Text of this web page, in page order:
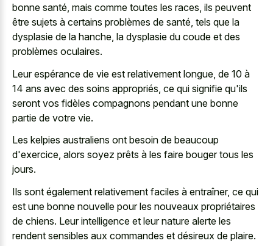
bonne santé, mais comme toutes les races, ils peuvent
être sujets à certains problèmes de santé, tels que la
dysplasie de la hanche, la dysplasie du coude et des
problèmes oculaires.
Leur espérance de vie est relativement longue, de 10 à
14 ans avec des soins appropriés, ce qui signifie qu'ils
seront vos fidèles compagnons pendant une bonne
partie de votre vie.
Les kelpies australiens ont besoin de beaucoup
d'exercice, alors soyez prêts à les faire bouger tous les
jours.
Ils sont également relativement faciles à entraîner, ce qui
est une bonne nouvelle pour les nouveaux propriétaires
de chiens. Leur intelligence et leurnature alerte les
rendent sensibles aux commandes et désireux de plaire.